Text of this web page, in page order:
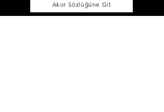
Akor Sözlüğüne Git